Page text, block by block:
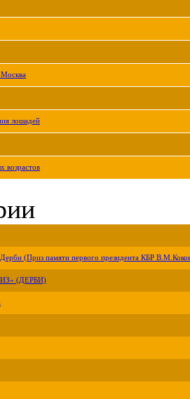
лошадей
возрастов
(Приз памяти первого президента КБР
(ДЕРБИ)